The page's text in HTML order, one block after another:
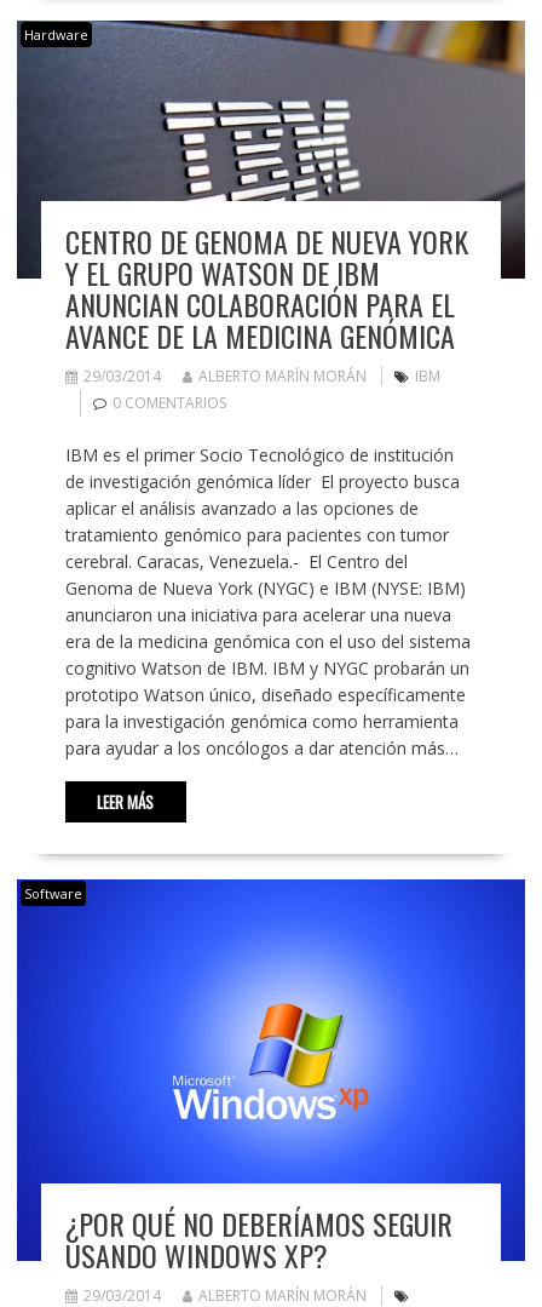
Hardware
CENTRO DE GENOMA DE NUEVA YORK
Y EL GRUPO WATSON DE IBM
ANUNCIAN COLABORACIÓN PARA EL
AVANCE DE LA MEDICINA GENÓMICA
29/03/2014 ALBERTO MARÍN MORÁN
IBM
0 COMENTARIOS
IBM es el primer Socio Tecnológico de institución
de investigación genómica líder El proyecto busca
aplicar el análisis avanzado a las opciones de
tratamiento genómico para pacientes con tumor
cerebral. Caracas, Venezuela.- El Centro del
Genoma de Nueva York (NYGC) e IBM (NYSE: IBM)
anunciaron una iniciativa para acelerar una nueva
era de la medicina genómica con el uso del sistema
cognitivo Watson de IBM. IBM y NYGC probarán un
prototipo Watson único, diseñado específicamente
para la investigación genómica como herramienta
para ayudar a los oncólogos a dar atención más…
LEER MÁS
Software
¿POR QUÉ NO DEBERÍAMOS SEGUIR
USANDO WINDOWS XP?
29/03/2014
ALBERTO MARÍN MORÁN